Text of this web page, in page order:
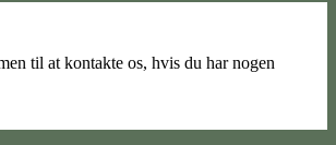
til at kontakte os, hvis du har nogen